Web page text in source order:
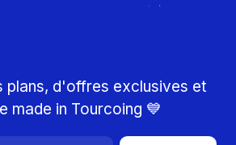
plans, d'offres exclusives et
made in Tourcoing 💙